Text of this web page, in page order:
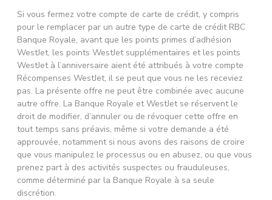
Si vous fermez votre compte de carte de crédit, y compris
pour le remplacer par un autre type de carte de crédit RBC
Banque Royale, avant que les points primes d’adhésion
WestJet, les points WestJet supplémentaires et les points
WestJet à l’anniversaire aient été attribués à votre compte
Récompenses WestJet, il se peut que vous ne les receviez
pas. La présente offre ne peut être combinée avec aucune
autre offre. La Banque Royale et WestJet se réservent le
droit de modifier, d’annuler ou de révoquer cette offre en
tout temps sans préavis, même si votre demande a été
approuvée, notamment si nous avons des raisons de croire
que vous manipulez le processus ou en abusez, ou que vous
prenez part à des activités suspectes ou frauduleuses,
comme déterminé par la Banque Royale à sa seule
discrétion.